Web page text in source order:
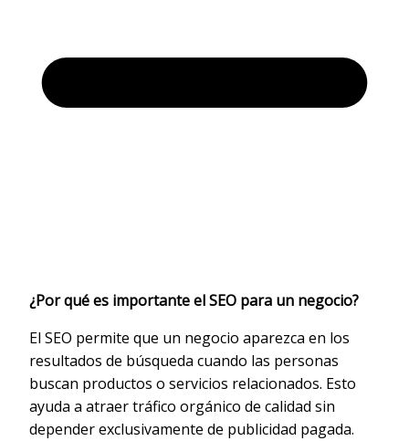
¿Por qué es importante el SEO para un negocio?
El SEO permite que un negocio aparezca en los
resultados de búsqueda cuando las personas
buscan productos o servicios relacionados. Esto
ayuda a atraer tráfico orgánico de calidad sin
depender exclusivamente de publicidad pagada.